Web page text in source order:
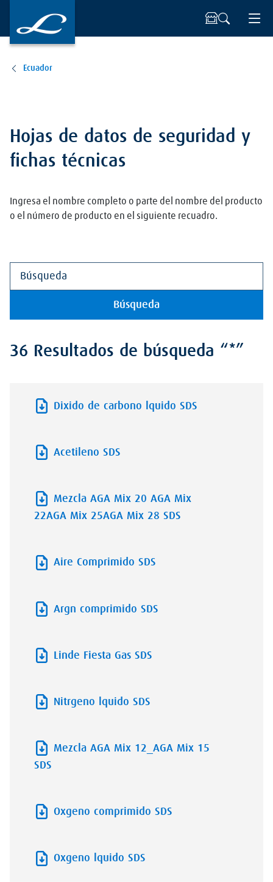
Ecuador
Hojas de datos de seguridad y
fichas técnicas
Ingresa el nombre completo o parte del nombre del producto
o el número de producto en el siguiente recuadro.
Búsqueda
36 Resultados de búsqueda “*”
Dixido de carbono lquido SDS
Acetileno SDS
Mezcla AGA Mix 20 AGA Mix
22AGA Mix 25AGA Mix 28 SDS
Aire Comprimido SDS
Argn comprimido SDS
Linde Fiesta Gas SDS
Nitrgeno lquido SDS
Mezcla AGA Mix 12_AGA Mix 15
SDS
Oxgeno comprimido SDS
Oxgeno lquido SDS